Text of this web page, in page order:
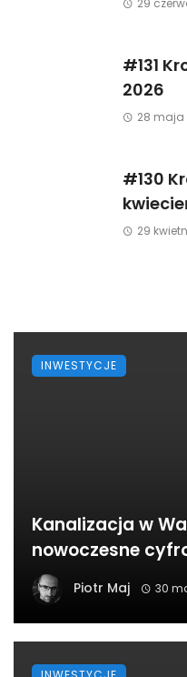
29
#131
2026
28 maja
#130
29
Kanalizacja w
nowoczesne
Piotr Maj 30
INWESTYCJE